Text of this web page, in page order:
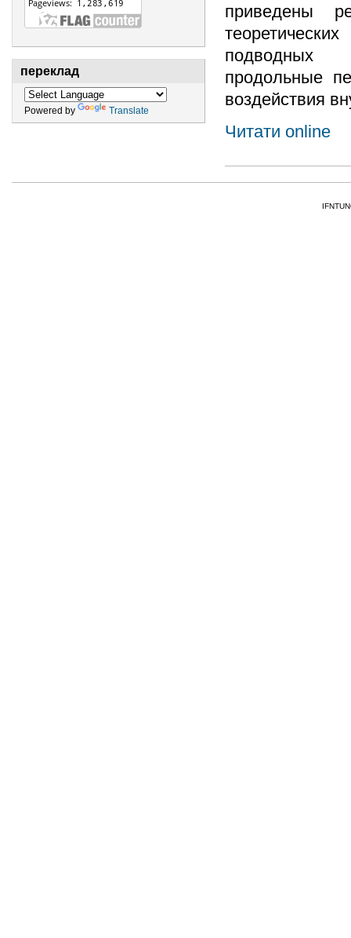
переклад
Powered by Translate
приведены
подводных
продольные
воздействия
Читати online